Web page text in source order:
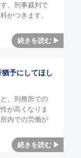
。刑事裁判で
がつきます。
予にしてほし
、刑務所での
が高くなりま
内での労働が